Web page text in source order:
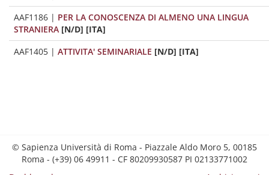
AAF1186 | PER LA CONOSCENZA DI ALMENO UNA LINGUA
STRANIERA [N/D] [ITA]
AAF1405 | ATTIVITA' SEMINARIALE [N/D] [ITA]
© Sapienza Università di Roma - Piazzale Aldo Moro 5, 00185
Roma - (+39) 06 49911 - CF 80209930587 PI 02133771002